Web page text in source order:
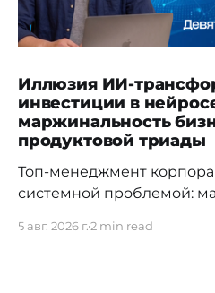
Иллюзия ИИ-
инвестиции в
маржинальность
продуктовой триады
Топ-менеджмент
системной проблемой:
5 авг. 2026 г.2 min read